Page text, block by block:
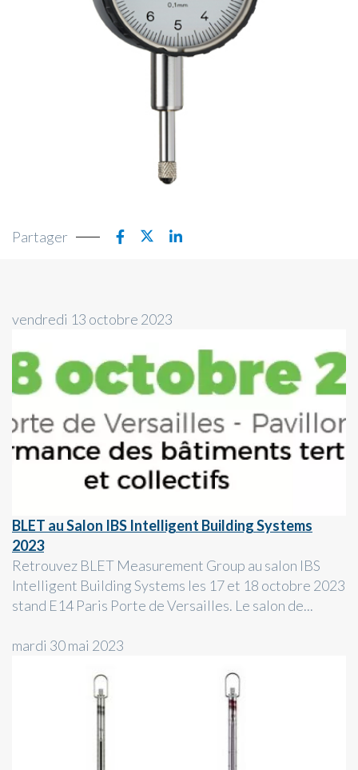
Partager
vendredi 13 octobre 2023
BLET au Salon IBS Intelligent Building Systems
2023
Retrouvez BLET Measurement Group au salon IBS
Intelligent Building Systems les 17 et 18 octobre 2023
stand E14 Paris Porte de Versailles. Le salon de...
mardi 30 mai 2023